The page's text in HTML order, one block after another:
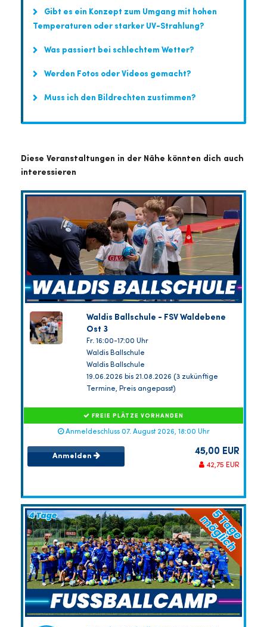
Gibt es ein Konzept zum Umgang mit hohen
Temperaturen oder starker UV-Strahlung?
Was passiert bei schlechtem Wetter?
Werden Fotos oder Videos gemacht?
Muss ich den Bildrechten zustimmen?
Diese Veranstaltungen in der Nähe könnten dich auch
interessieren
Waldis Ballschule - FSV Waldebene
Ost 3
Fr. 16:00-17:00 Uhr
Waldis Ballschule
Waldis Ballschule
19.06.2026 bis 21.08.2026 (3 zukünftige
Termine, Preis angepasst)
FREIE PLÄTZE VORHANDEN
Anmeldeschluss 07. August 2026, 18:00 Uhr
Anmelden 45,00 EUR
42,75 EUR